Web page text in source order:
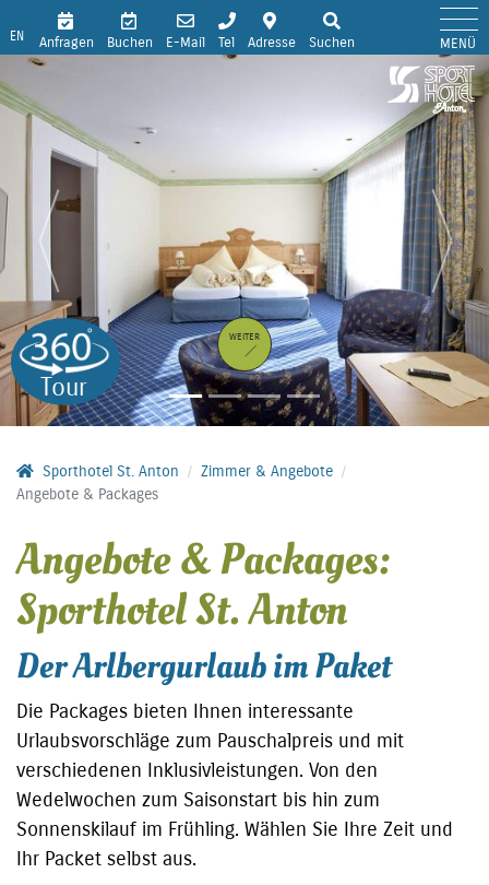
EN Anfragen Buchen E-Mail Tel Adresse Suchen MENÜ
WEITER
Tour
Sporthotel St. Anton
Zimmer & Angebote
Angebote & Packages
Angebote & Packages:
Sporthotel St. Anton
Der Arlbergurlaub im Paket
Die Packages bieten Ihnen interessante
Urlaubsvorschläge zum Pauschalpreis und mit
verschiedenen Inklusivleistungen. Von den
Wedelwochen zum Saisonstart bis hin zum
Sonnenskilauf im Frühling. Wählen Sie Ihre Zeit und
Ihr Packet selbst aus.